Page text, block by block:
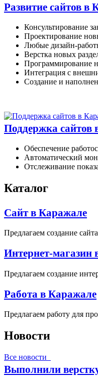
Развитие сайтов в
Консультирование
Проектирование
Любые дизайн-
Верстка новых
Программирование
Интеграция с
Создание и
Поддержка сайтов
Обеспечение
Автоматический
Отслеживание
Каталог
Сайт в Каражале
Предлагаем создание
Интернет-магазин
Предлагаем создание
Работа в Каражале
Предлагаем работу для
Новости
Все новости
Выполнили